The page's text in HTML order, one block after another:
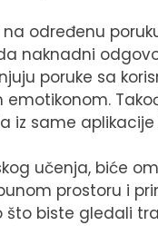
određenu
naknadni
poruke sa
iz same aplikacije
učenja, biće
prostoru i
što biste gledali